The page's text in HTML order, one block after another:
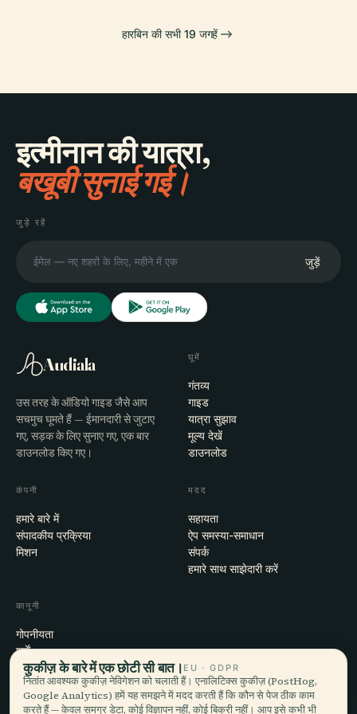
हारबिन की सभी 19 जगहें
इत्मीनान की यात्रा,
बखूबी सुनाई गई।
जुड़े रहें
जुड़ें
Audiala
उस तरह के ऑडियो गाइड जैसे आप
सचमुच घूमते हैं — ईमानदारी से जुटाए
गए, सड़क के लिए सुनाए गए, एक बार
डाउनलोड किए गए।
घूमें
गंतव्य
गाइड
यात्रा सुझाव
मूल्य देखें
डाउनलोड
कंपनी
हमारे बारे में
संपादकीय प्रक्रिया
मिशन
मदद
सहायता
ऐप समस्या-समाधान
संपर्क
हमारे साथ साझेदारी करें
कानूनी
गोपनीयता
शर्तें
कुकी सेटिंग्स
खाता हटाएँ
कुकीज़ के बारे में एक छोटी सी बात। EU · GDPR
नितांत आवश्यक कुकीज़ नेविगेशन को चलाती हैं। एनालिटिक्स कुकीज़ (PostHog,
Google Analytics) हमें यह समझने में मदद करती हैं कि कौन से पेज ठीक काम
करते हैं — केवल समग्र डेटा, कोई विज्ञापन नहीं, कोई बिक्री नहीं। आप इसे कभी भी